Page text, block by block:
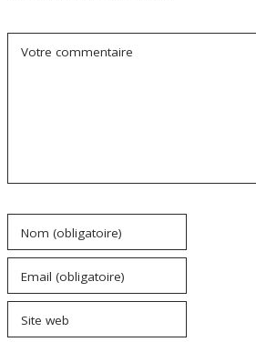
Votre commentaire
Nom (obligatoire)
Email (obligatoire)
Site web